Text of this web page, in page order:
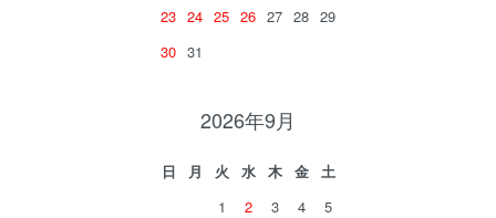
23 24 25 26 27 28 29
30 31
2026年9月
日 月 火 水 木 金
土
1
2 3 4
5